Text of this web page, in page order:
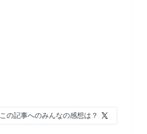
この記事へのみんなの感想は？